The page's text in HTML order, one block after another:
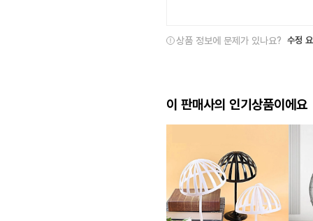
상품 정보에 문제가 있나요? 수정
이 판매사의 인기상품이에요